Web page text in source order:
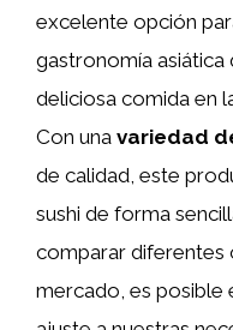
excelente opción
gastronomía
deliciosa comida en
Con una variedad
de calidad, este
sushi de forma
comparar diferentes
mercado, es posible